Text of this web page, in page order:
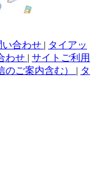
い合わせ | タイアッ
わせ | サイトご利用
のご案内含む） | タ